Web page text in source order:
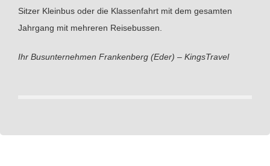
Sitzer Kleinbus oder die Klassenfahrt mit dem gesamten
Jahrgang mit mehreren Reisebussen.
Ihr Busunternehmen Frankenberg (Eder) – KingsTravel